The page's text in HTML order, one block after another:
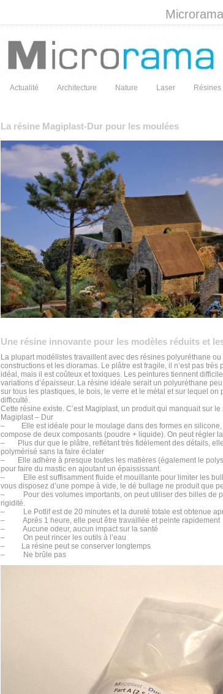
Actualité Architecture Nature Laser
La résine Magiplast-Dur pour les moulées
Une résine innovante pour les modèles réduits et
La plupart modélistes travaillent avec des résines polyuréthane
constructions et les dioramas. Le plâtre est fragile, il n’est pas
idéal, mais il est coûteux et toxiques. Les peintures tiennent
variations d’épaisseur. La résine idéale serait un polyuréthane
sur tous les plastiques, le bois, le verre et le métal et sur lequel on
difficulté.
Cette résine existe. C’est Magiplast, un produit qui manquait sur le
Magiplast – Dur
– Elle est idéale pour le moulage dans des formes en silicone,
compose de deux composants (poudre + liquide). On peut régler
– Plus dur que le plâtre, reflétant très fidèlement des détails,
polymérisé sans la faire éclater
– Elle adhère à presque toutes les matières (également le
pour faire du mastic en ajoutant un épaississant.
– Elle est suffisamment fluide et mouillante pour limiter les
vous disposez d’une pompe à vide, le dé bullage ne produit que
– Pour des volumes importants, on peut utiliser des billes de
rigidité.
– Le Potlif est de 20 minutes et la dureté totale est obtenue
– Après 1 heure, elle peut être travaillée et peinte rapidement
– Aucune odeur, aucun impact sur la santé
– On peut rincer les outils à l’eau
– La résine peut se conserver longtemps
– Ne brûle pas